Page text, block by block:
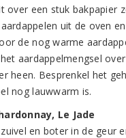
over een stuk bakpapier
uit de oven
de nog warme
aardappelmengsel
heen. Besprenkel het
nog lauwwarm is.
Le Jade
en boter in de geur